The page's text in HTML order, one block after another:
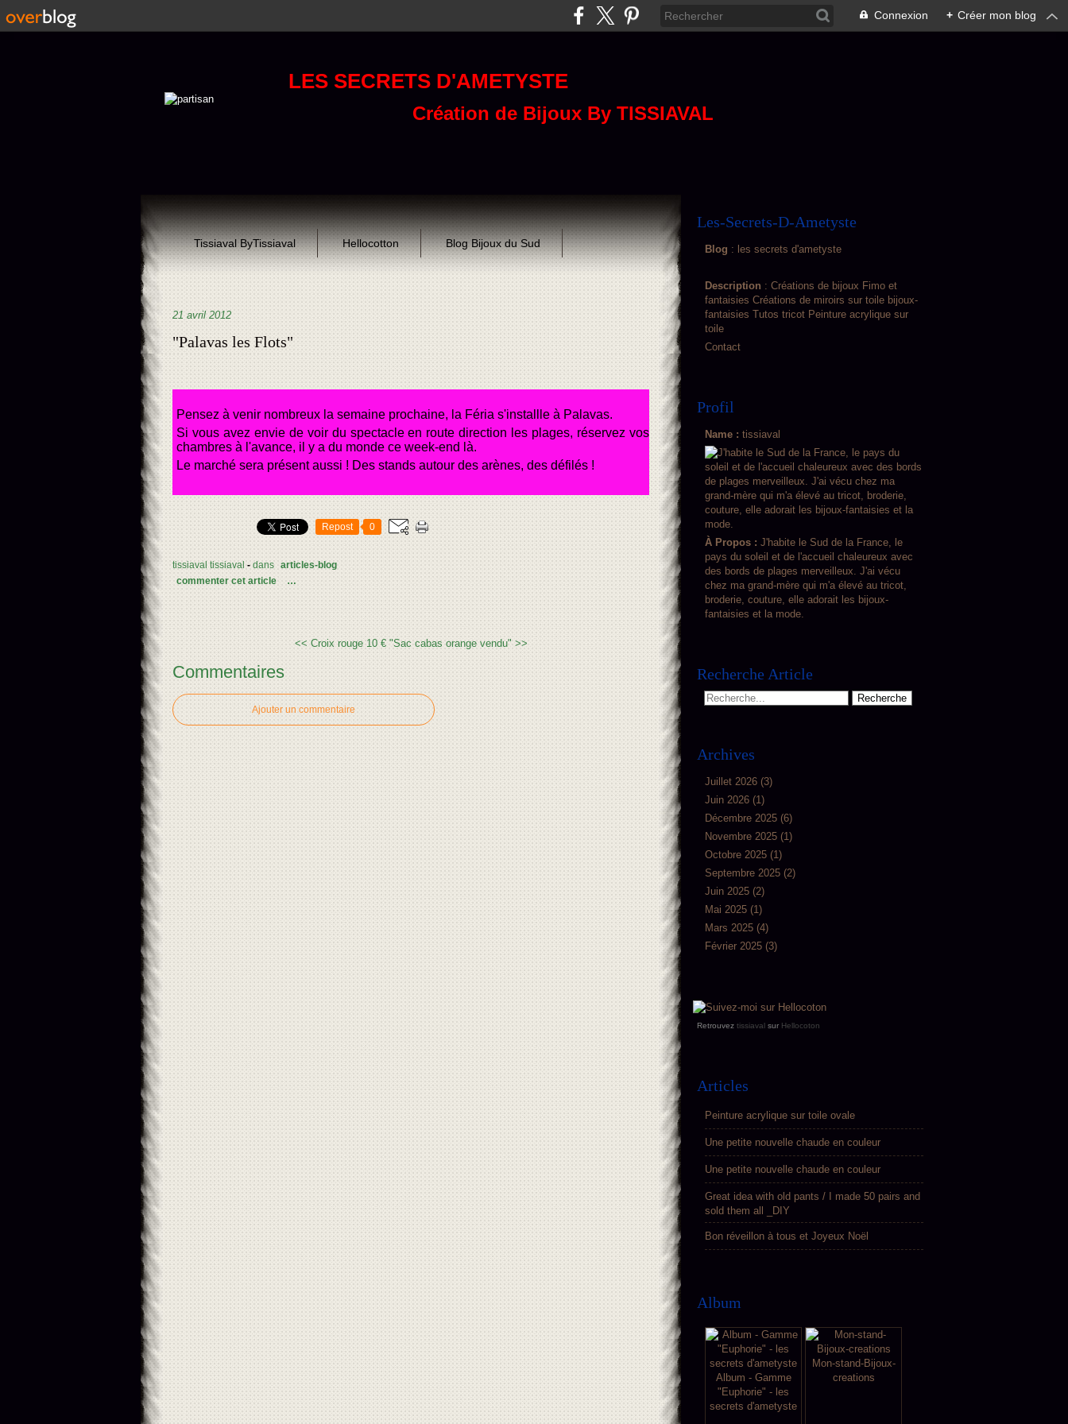
Connexion + Créer mon blog
LES SECRETS D'AMETYSTE
Création de Bijoux By TISSIAVAL
Tissiaval ByTissiaval Hellocotton Blog Bijoux du Sud
21 avril 2012
"Palavas les Flots"
Pensez à venir nombreux la semaine prochaine, la Féria s'installle à Palavas.
Si vous avez envie de voir du spectacle en route direction les plages, réservez vos
chambres à l'avance, il y a du monde ce week-end là.
Le marché sera présent aussi ! Des stands autour des arènes, des défilés !
Repost 0
tissiaval tissiaval - dans articles-blog
commenter cet article
…
<< Croix rouge 10 € "Sac cabas orange vendu" >>
Commentaires
Ajouter un commentaire
Les-Secrets-D-Ametyste
Blog : les secrets d'ametyste
Description : Créations de bijoux Fimo et
fantaisies Créations de miroirs sur toile bijoux-
fantaisies Tutos tricot Peinture acrylique sur
toile
Contact
Profil
Name : tissiaval
À Propos : J'habite le Sud de la France, le
pays du soleil et de l'accueil chaleureux avec
des bords de plages merveilleux. J'ai vécu
chez ma grand-mère qui m'a élevé au tricot,
broderie, couture, elle adorait les bijoux-
fantaisies et la mode.
Recherche Article
Archives
Juillet 2026 (3)
Juin 2026 (1)
Décembre 2025 (6)
Novembre 2025 (1)
Octobre 2025 (1)
Septembre 2025 (2)
Juin 2025 (2)
Mai 2025 (1)
Mars 2025 (4)
Février 2025 (3)
Retrouvez tissiaval sur Hellocoton
Articles
Peinture acrylique sur toile ovale
Une petite nouvelle chaude en couleur
Une petite nouvelle chaude en couleur
Great idea with old pants / I made 50 pairs and
sold them all _DIY
Bon réveillon à tous et Joyeux Noël
Album
Album - Gamme
"Euphorie" - les
secrets d'ametyste
Mon-stand-Bijoux-
creations